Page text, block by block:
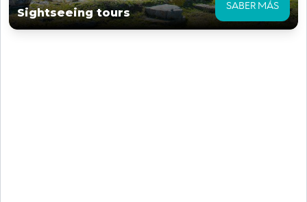
Sightseeing tours SABER MÁS